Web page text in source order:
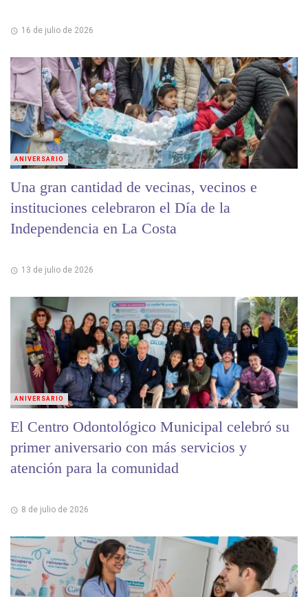
16 de julio de 2026
Una gran cantidad de vecinas, vecinos e
instituciones celebraron el Día de la
Independencia en La Costa
13 de julio de 2026
ANIVERSARIO
El Centro Odontológico Municipal celebró su
primer aniversario con más servicios y
atención para la comunidad
8 de julio de 2026
ANIVERSARIO